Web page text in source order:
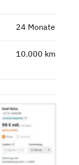
24 Monate
10.000 km